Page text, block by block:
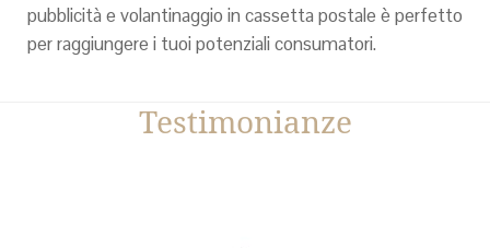
pubblicità e volantinaggio in cassetta postale è perfetto
per raggiungere i tuoi potenziali consumatori.
Testimonianze